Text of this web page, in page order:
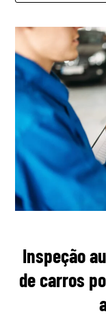
Inspeção
de carros